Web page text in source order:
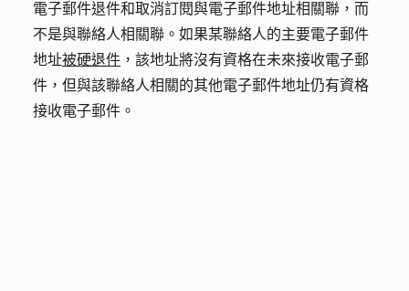
電子郵件退件和取消訂閱與電子郵件地址相關聯，而
不是與聯絡人相關聯。如果某聯絡人的主要電子郵件
地址被硬退件 ，該地址將沒有資格在未來接收電子郵
件，但與該聯絡人相關的其他電子郵件地址仍有資格
接收電子郵件。